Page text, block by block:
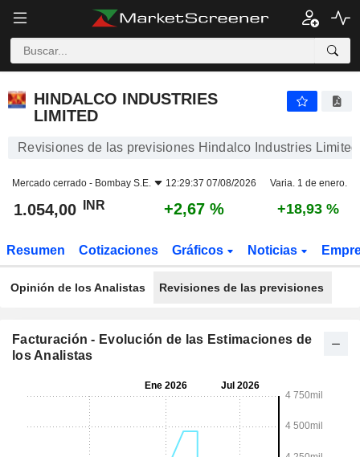
HINDALCO INDUSTRIES
LIMITED
Revisiones de las previsiones Hindalco Industries Limited
Mercado cerrado - Bombay S.E. 12:29:37 07/08/2026 Varia. 1 de enero.
1.054,00 INR +2,67 % +18,93 %
Resumen Cotizaciones Gráficos Noticias
Opinión de los Analistas Revisiones de las previsiones
Facturación - Evolución de las Estimaciones de
los Analistas